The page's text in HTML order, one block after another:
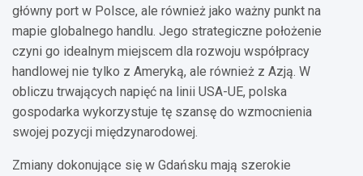
główny port w Polsce, ale również jako ważny punkt na
mapie globalnego handlu. Jego strategiczne położenie
czyni go idealnym miejscem dla rozwoju współpracy
handlowej nie tylko z Ameryką, ale również z Azją. W
obliczu trwających napięć na linii USA-UE, polska
gospodarka wykorzystuje tę szansę do wzmocnienia
swojej pozycji międzynarodowej.
Zmiany dokonujące się w Gdańsku mają szerokie